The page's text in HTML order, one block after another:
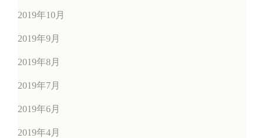
2019年10月
2019年9月
2019年8月
2019年7月
2019年6月
2019年4月